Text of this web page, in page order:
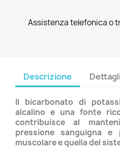
Assistenza telefonica o
Descrizione
Il bicarbonato di
alcalino e una fonte
contribuisce al
pressione sanguigna e
muscolare e quella del